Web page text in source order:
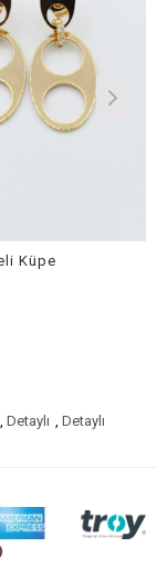
Küpe
Detaylı
Detaylı